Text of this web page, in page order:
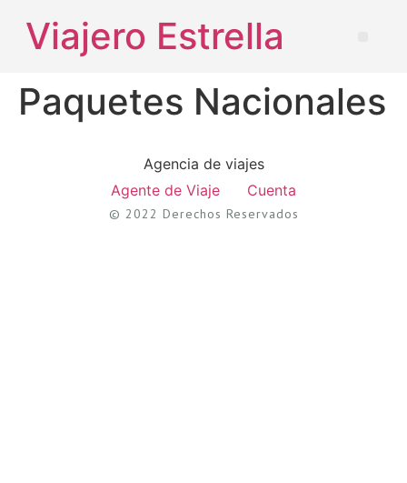
Viajero Estrella
Paquetes Nacionales
Agencia de viajes
Agente de Viaje
Cuenta
© 2022 Derechos Reservados